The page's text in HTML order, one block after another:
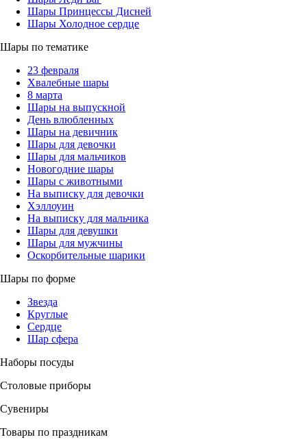
Шары Принцессы Дисней
Шары Холодное сердце
Шары по тематике
23 февраля
Хвалебные шары
8 марта
Шары на выпускной
День влюбленных
Шары на девичник
Шары для девочки
Шары для мальчиков
Новогодние шары
Шары с животными
На выписку для девочки
Хэллоуин
На выписку для мальчика
Шары для девушки
Шары для мужчины
Оскорбительные шарики
Шары по форме
Звезда
Круглые
Сердце
Шар сфера
Наборы посуды
Столовые приборы
Сувениры
Товары по праздникам